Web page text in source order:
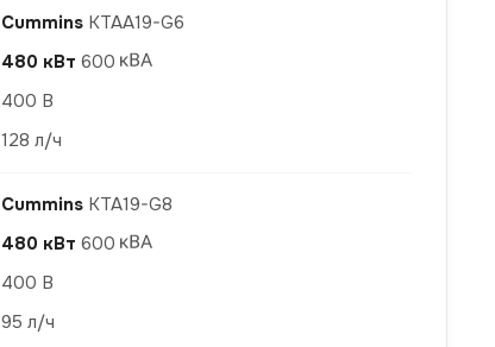
Cummins KTAA19-G6
480 кВт 600
400 В
128 л/ч
Cummins KTA19-G8
480 кВт 600
400 В
95 л/ч